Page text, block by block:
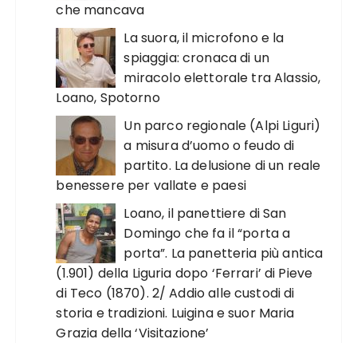
che mancava
La suora, il microfono e la
spiaggia: cronaca di un
miracolo elettorale tra Alassio,
Loano, Spotorno
Un parco regionale (Alpi Liguri)
a misura d’uomo o feudo di
partito. La delusione di un reale
benessere per vallate e paesi
Loano, il panettiere di San
Domingo che fa il “porta a
porta”. La panetteria più antica
(1.901) della Liguria dopo ‘Ferrari’ di Pieve
di Teco (1870). 2/ Addio alle custodi di
storia e tradizioni. Luigina e suor Maria
Grazia della ‘Visitazione’